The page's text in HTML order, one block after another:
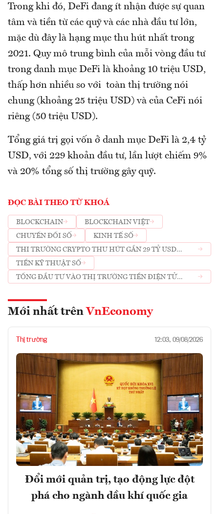
Trong khi đó, DeFi đang ít nhận được sự quan
tâm và tiền từ các quỹ và các nhà đầu tư lớn,
mặc dù đây là hạng mục thu hút nhất trong
2021. Quy mô trung bình của mỗi vòng đầu tư
trong danh mục DeFi là khoảng 10 triệu USD,
thấp hơn nhiều so với toàn thị trường nói
chung (khoảng 25 triệu USD) và của CeFi nói
riêng (50 triệu USD).
Tổng giá trị gọi vốn ở danh mục DeFi là 2,4 tỷ
USD, với 229 khoản đầu tư, lần lượt chiếm 9%
và 20% tổng số thị trường gây quỹ.
ĐỌC BÀI THEO TỪ KHOÁ
BLOCKCHAIN
BLOCKCHAIN VIỆT
CHUYỂN ĐỔI SỐ
KINH TẾ SỐ
THI TRƯỜNG CRYPTO THU HÚT GẦN 29 TỶ USD
TRONG 6 THÁNG QUA
TIỀN KỸ THUẬT SỐ
TỔNG ĐẦU TƯ VÀO THỊ TRƯỜNG TIỀN ĐIỆN TỬ
Mới nhất trên VnEconomy
Thị trường 12:03, 09/08/2026
Đổi mới quản trị, tạo động lực đột
phá cho ngành dầu khí quốc gia